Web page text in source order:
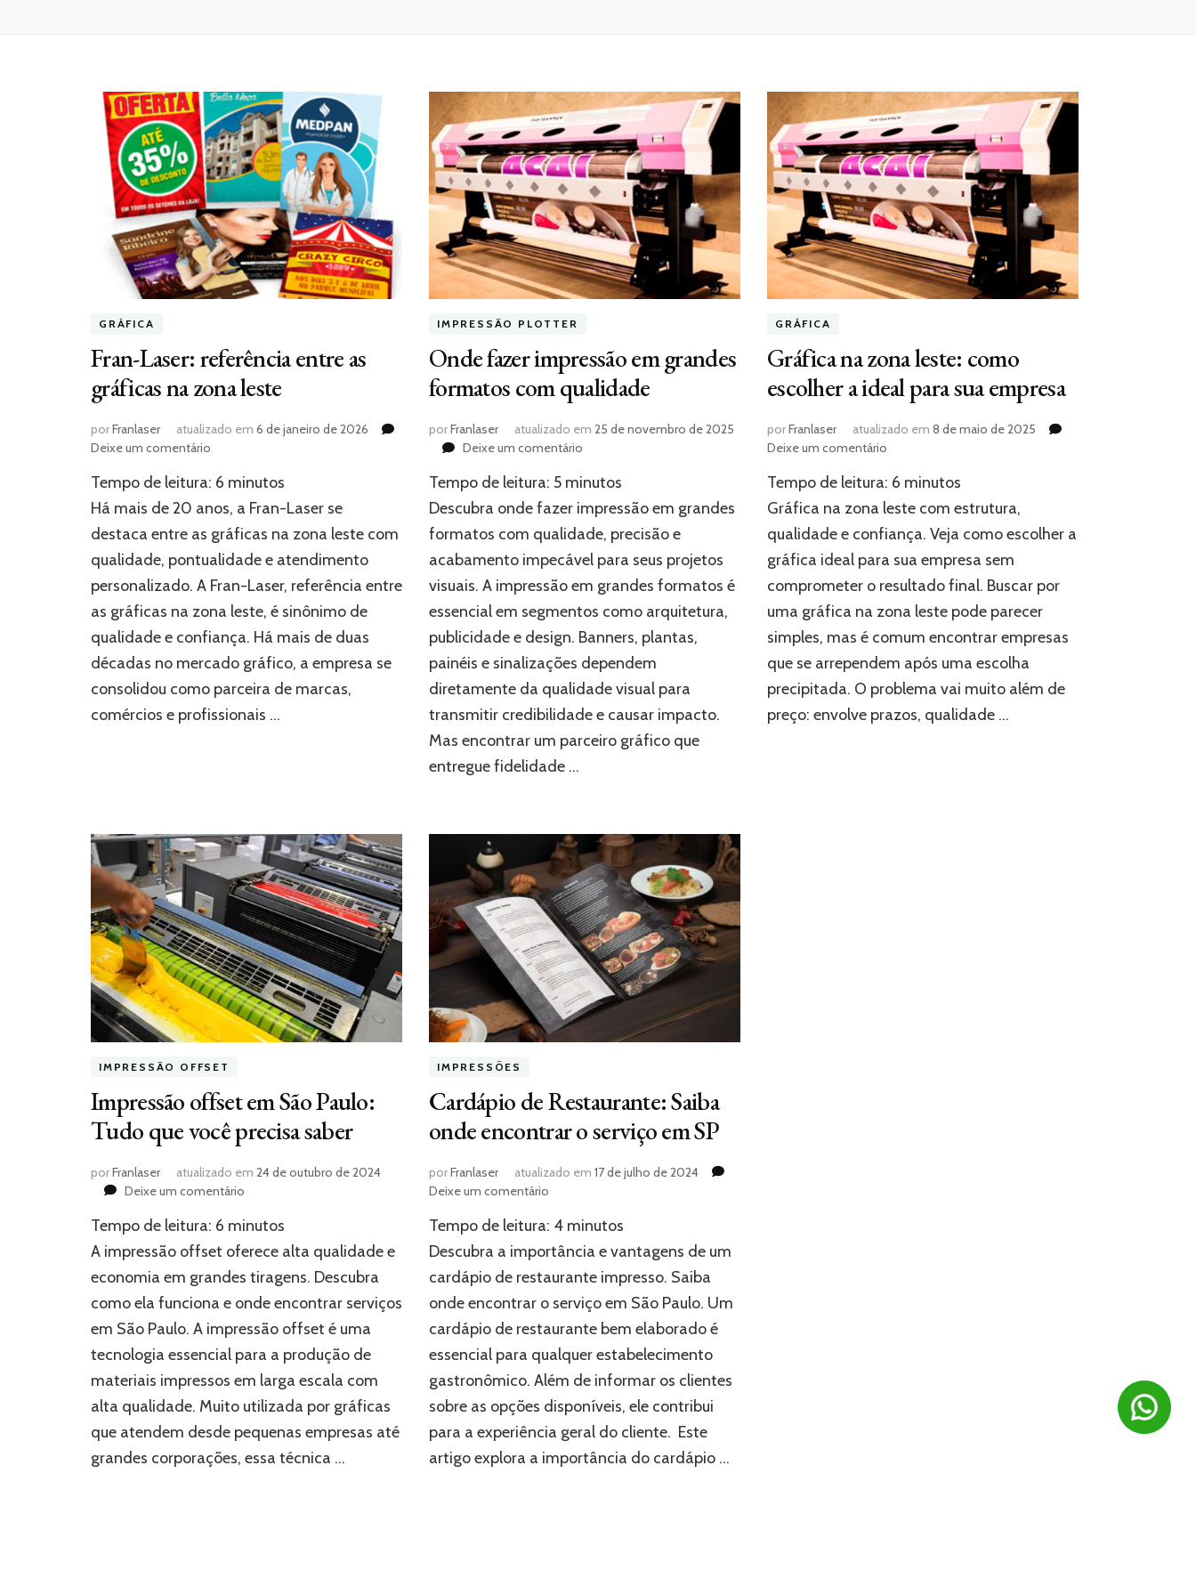
GRÁFICA
Fran-Laser: referência entre as
gráficas na zona leste
porFranlaser atualizado em 6 de janeiro de 2026
Deixe um comentário
Laser:
referência
as
gráficas
na
leste
Tempo de leitura: 6 minutos
Há mais de 20 anos, a Fran-Laser se
destaca entre as gráficas na zona leste com
qualidade, pontualidade e atendimento
personalizado. A Fran-Laser, referência entre
as gráficas na zona leste, é sinônimo de
qualidade e confiança. Há mais de duas
décadas no mercado gráfico, a empresa se
consolidou como parceira de marcas,
comércios e profissionais …
IMPRESSÃO PLOTTER
Onde fazer impressão em grandes
formatos com qualidade
porFranlaser atualizado em 25 de novembro de 2025
Deixe um comentárioem
fazer
impressão
em
grandes
formatos
qualidade
Tempo de leitura: 5 minutos
Descubra onde fazer impressão em grandes
formatos com qualidade, precisão e
acabamento impecável para seus projetos
visuais. A impressão em grandes formatos é
essencial em segmentos como arquitetura,
publicidade e design. Banners, plantas,
painéis e sinalizações dependem
diretamente da qualidade visual para
transmitir credibilidade e causar impacto.
Mas encontrar um parceiro gráfico que
entregue fidelidade …
GRÁFICA
Gráfica na zona leste: como
escolher a ideal para sua empresa
porFranlaser atualizado em 8 de maio de 2025
Deixe um comentárioem
na
zona
como
escolher
para
sua
empresa
Tempo de leitura: 6 minutos
Gráfica na zona leste com estrutura,
qualidade e confiança. Veja como escolher a
gráfica ideal para sua empresa sem
comprometer o resultado final. Buscar por
uma gráfica na zona leste pode parecer
simples, mas é comum encontrar empresas
que se arrependem após uma escolha
precipitada. O problema vai muito além de
preço: envolve prazos, qualidade …
IMPRESSÃO OFFSET
Impressão offset em São Paulo:
Tudo que você precisa saber
porFranlaser atualizado em 24 de outubro de 2024
Deixe um comentário
offset
em
Paulo:
Tudo
que
você
precisa
saber
Tempo de leitura: 6 minutos
A impressão offset oferece alta qualidade e
economia em grandes tiragens. Descubra
como ela funciona e onde encontrar serviços
em São Paulo. A impressão offset é uma
tecnologia essencial para a produção de
materiais impressos em larga escala com
alta qualidade. Muito utilizada por gráficas
que atendem desde pequenas empresas até
grandes corporações, essa técnica …
IMPRESSÕES
Cardápio de Restaurante: Saiba
onde encontrar o serviço em SP
porFranlaser atualizado em 17 de julho de 2024
Deixe um comentárioem
de
Restaurante:
onde
encontrar
serviço
em
SP
Tempo de leitura: 4 minutos
Descubra a importância e vantagens de um
cardápio de restaurante impresso. Saiba
onde encontrar o serviço em São Paulo. Um
cardápio de restaurante bem elaborado é
essencial para qualquer estabelecimento
gastronômico. Além de informar os clientes
sobre as opções disponíveis, ele contribui
para a experiência geral do cliente. Este
artigo explora a importância do cardápio …